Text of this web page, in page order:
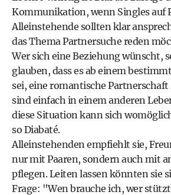
Kommunikation, wenn Singles auf
Alleinstehende sollten klar
das Thema Partnersuche reden
Wer sich eine Beziehung wünscht,
glauben, dass es ab einem
sei, eine romantische Partnerschaft
sind einfach in einem anderen
diese Situation kann sich
so Diabaté.
Alleinstehenden empfiehlt sie,
nur mit Paaren, sondern auch mit
pflegen. Leiten lassen könnten sie
Frage: "Wen brauche ich, wer